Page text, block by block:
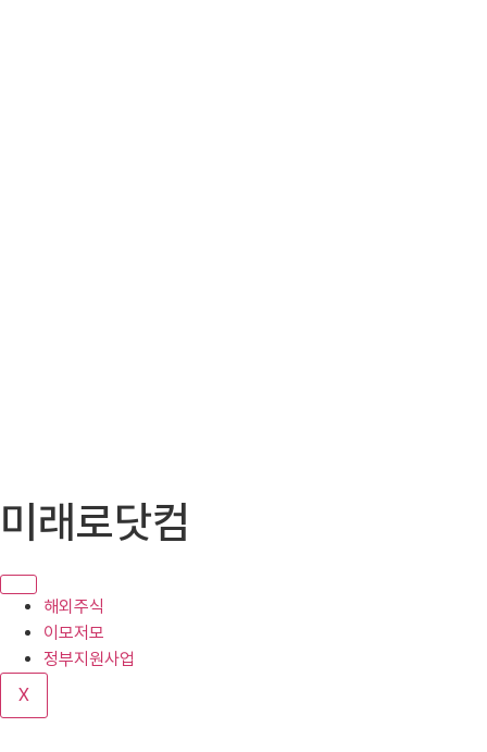
텐
로
기
미래로닷컴
해외주식
이모저모
정부지원사업
X